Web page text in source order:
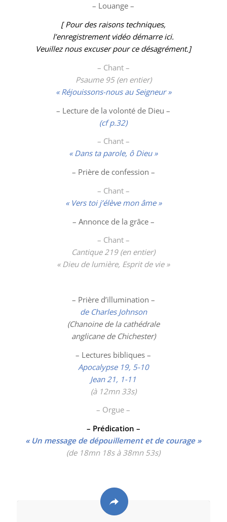
– Louange–
[ Pour des raisons techniques,
l’enregistrement vidéo démarre ici.
Veuillez nous excuser pour ce désagrément.]
– Chant –
Psaume 95 (en entier)
« Réjouissons-nous au Seigneur »
– Lecture de la volonté de Dieu –
(cf p.32)
– Chant –
« Dans ta parole, ô Dieu »
– Prière de confession –
– Chant –
« Vers toi j’élève mon âme »
– Annonce de la grâce –
– Chant –
Cantique 219 (en entier)
« Dieu de lumière, Esprit de vie »
– Prière d’illumination –
de Charles Johnson
(Chanoine de la cathédrale
anglicane de Chichester)
– Lectures bibliques –
Apocalypse 19, 5-10
Jean 21, 1-11
(à 12mn 33s)
– Orgue –
– Prédication –
« Un message de dépouillement et de courage »
(de 18mn 18s à 38mn 53s)